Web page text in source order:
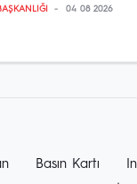
04 08 2026
Basın Kartı